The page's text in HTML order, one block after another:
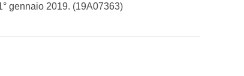
gennaio 2019. (19A07363)